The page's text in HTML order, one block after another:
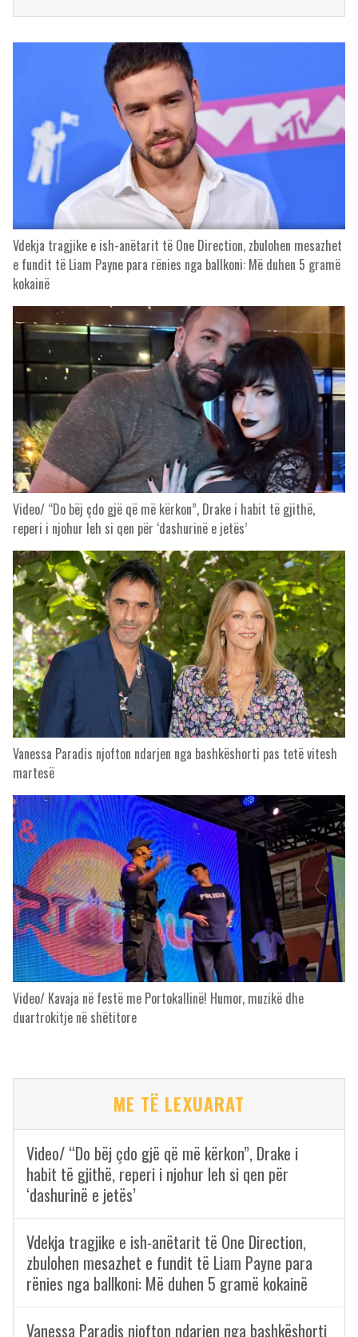
Vdekja tragjike e ish-anëtarit të One Direction, zbulohen mesazhet
e fundit të Liam Payne para rënies nga ballkoni: Më duhen 5 gramë
kokainë
Video/ “Do bëj çdo gjë që më kërkon”, Drake i habit të gjithë,
reperi i njohur leh si qen për ‘dashurinë e jetës’
Vanessa Paradis njofton ndarjen nga bashkëshorti pas tetë vitesh
martesë
Video/ Kavaja në festë me Portokallinë! Humor, muzikë dhe
duartrokitje në shëtitore
ME TË LEXUARAT
Video/ “Do bëj çdo gjë që më kërkon”, Drake i
habit të gjithë, reperi i njohur leh si qen për
‘dashurinë e jetës’
Vdekja tragjike e ish-anëtarit të One Direction,
zbulohen mesazhet e fundit të Liam Payne para
rënies nga ballkoni: Më duhen 5 gramë kokainë
Vanessa Paradis njofton ndarjen nga bashkëshorti